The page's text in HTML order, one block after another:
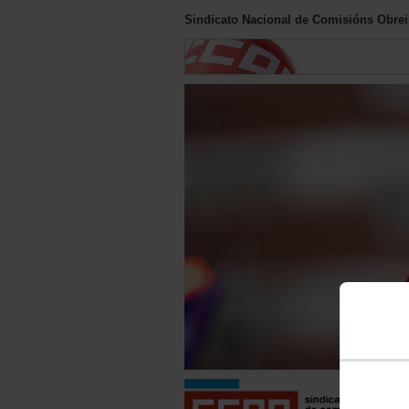
Sindicato Nacional de Comisións